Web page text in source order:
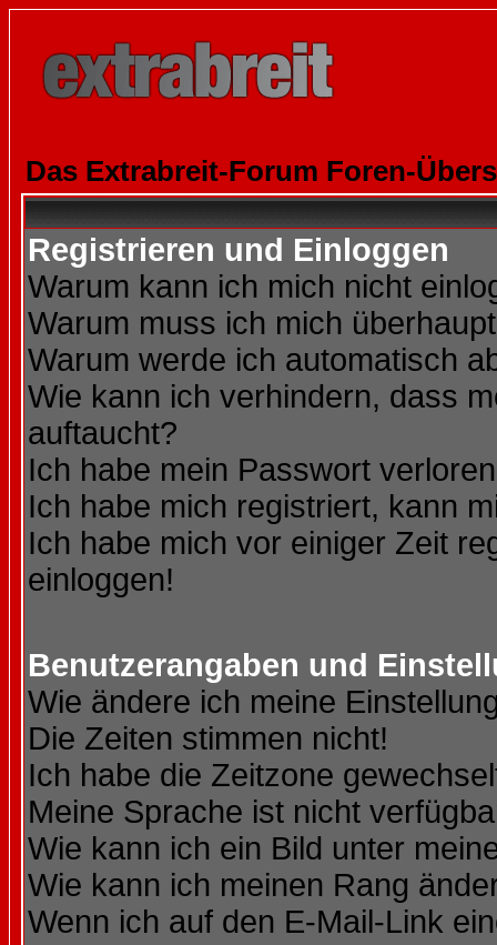
Das Extrabreit-Forum Foren-
Registrieren und Einloggen
Warum kann ich mich nicht
Warum muss ich mich
Warum werde ich automatisch
Wie kann ich verhindern, dass
auftaucht?
Ich habe mein Passwort
Ich habe mich registriert, kann
Ich habe mich vor einiger Zeit
einloggen!
Benutzerangaben und
Wie ändere ich meine
Die Zeiten stimmen nicht!
Ich habe die Zeitzone
Meine Sprache ist nicht
Wie kann ich ein Bild unter
Wie kann ich meinen Rang
Wenn ich auf den E-Mail-Link